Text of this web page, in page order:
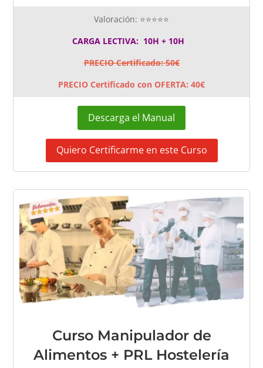
Valoración: ⭐⭐⭐⭐⭐
CARGA LECTIVA: 10H + 10H
PRECIO Certificado: 50€
PRECIO Certificado con OFERTA: 40€
Descarga el Manual
Quiero Certificarme en este Curso
Curso Manipulador de
Alimentos + PRL Hostelería